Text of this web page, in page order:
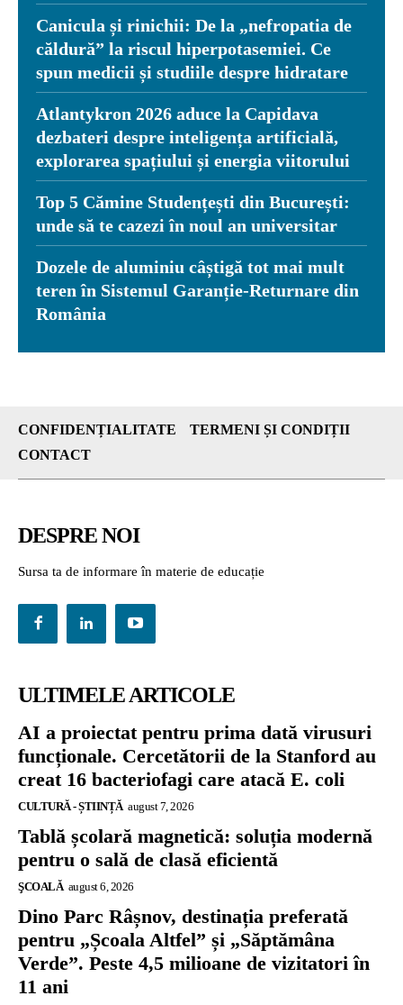
Canicula și rinichii: De la „nefropatia de
căldură” la riscul hiperpotasemiei. Ce
spun medicii și studiile despre hidratare
Atlantykron 2026 aduce la Capidava
dezbateri despre inteligența artificială,
explorarea spațiului și energia viitorului
Top 5 Cămine Studențești din București:
unde să te cazezi în noul an universitar
Dozele de aluminiu câștigă tot mai mult
teren în Sistemul Garanție-Returnare din
România
CONFIDENȚIALITATE
TERMENI ȘI CONDIȚII
CONTACT
DESPRE NOI
Sursa ta de informare în materie de educație
ULTIMELE ARTICOLE
AI a proiectat pentru prima dată virusuri
funcționale. Cercetătorii de la Stanford au
creat 16 bacteriofagi care atacă E. coli
CULTURĂ - ȘTIINȚĂ august 7, 2026
Tablă școlară magnetică: soluția modernă
pentru o sală de clasă eficientă
ŞCOALĂ august 6, 2026
Dino Parc Râșnov, destinația preferată
pentru „Școala Altfel” și „Săptămâna
Verde”. Peste 4,5 milioane de vizitatori în
11 ani